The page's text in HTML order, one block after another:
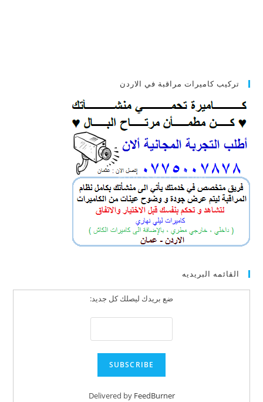
تركيب كاميرات مراقبة في الاردن
القائمه البريديه
ضع بريدك ليصلك كل جديد:
Delivered by FeedBurner